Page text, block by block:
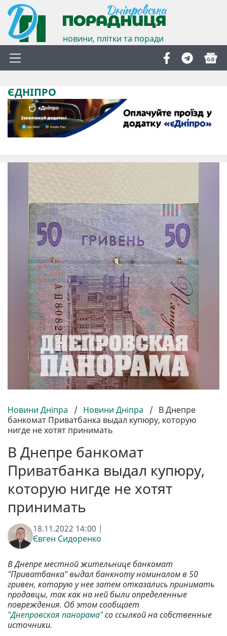
новини, плітки та поради
ЄДНІПРО
Новини Дніпра / Новини Дніпра / В Днепре
банкомат Приватбанка выдал купюру, которую
нигде не хотят принимать
В Днепре банкомат
Приватбанка выдал купюру,
которую нигде не хотят
принимать
18.11.2022 14:00 |
Євген Сидоренко
В Днепре местной жительнице банкомат
"Приватбанка" выдал банкноту номиналом в 50
гривен, которую у нее затем отказались принимать
продавцы, так как на ней были определенные
повреждения. Об этом сообщает
"Днепровская панорама"со ссылкой на собственные
источники.